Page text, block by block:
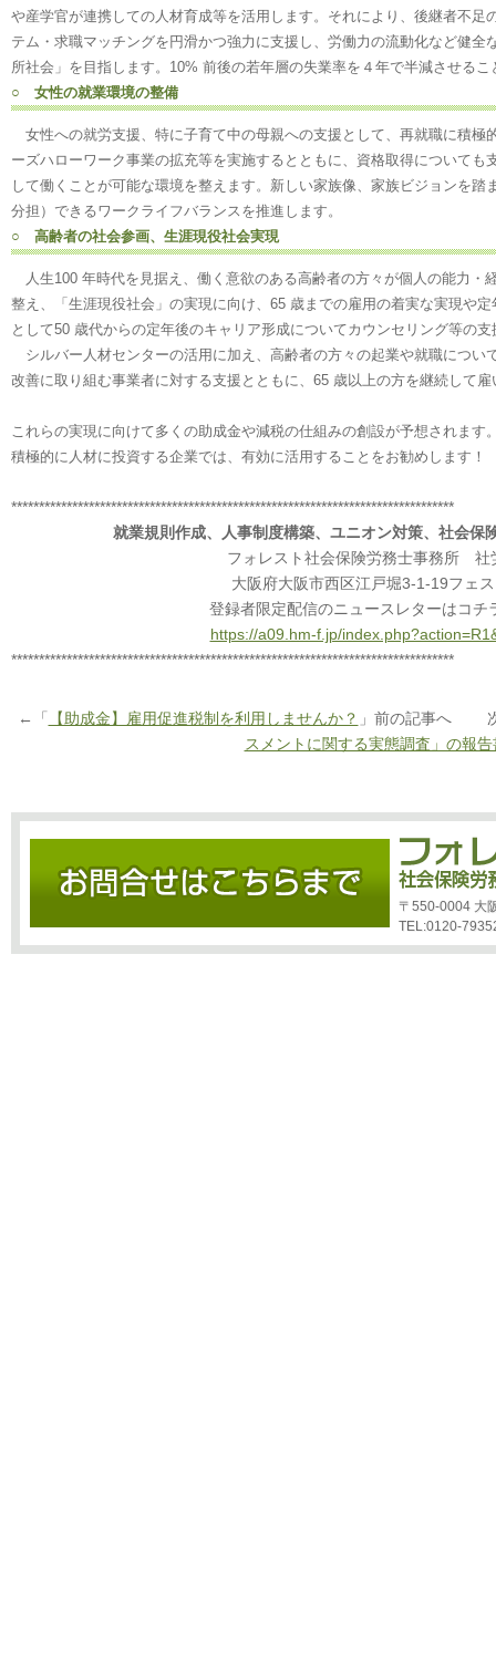
や産学官が連携しての人材育成等を活用します。それにより、後継者不
テム・求職マッチングを円滑かつ強力に支援し、労働力の流動化など健
所社会」を目指します。10% 前後の若年層の失業率を４年で半減させるこ
○ 女性の就業環境の整備
女性への就労支援、特に子育て中の母親への支援として、再就職に積極
ーズハローワーク事業の拡充等を実施するとともに、資格取得について
して働くことが可能な環境を整えます。新しい家族像、家族ビジョンを
分担）できるワークライフバランスを推進します。
○ 高齢者の社会参画、生涯現役社会実現
人生100 年時代を見据え、働く意欲のある高齢者の方々が個人の能力・
整え、「生涯現役社会」の実現に向け、65 歳までの雇用の着実な実現や
として50 歳代からの定年後のキャリア形成についてカウンセリング等の
シルバー人材センターの活用に加え、高齢者の方々の起業や就職につい
改善に取り組む事業者に対する支援とともに、65 歳以上の方を継続して
これらの実現に向けて多くの助成金や減税の仕組みの創設が予想されます
積極的に人材に投資する企業では、有効に活用することをお勧めします！
********************************************************************************
就業規則作成、人事制度構築、ユニオン対策、社会保
フォレスト社会保険労務士事務所
大阪府大阪市西区江戸堀3-1-19フェ
登録者限定配信のニュースレターはコチ
https://a09.hm-f.jp/
********************************************************************************
←「 【助成金】雇用促進税制を利用しませんか？ 」前の記事へ
スメントに関する実態調査」の報
〒550-0004 大
TEL:0120-